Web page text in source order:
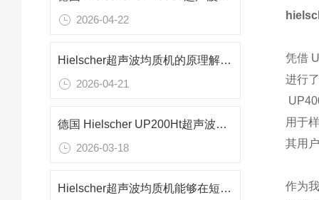
2026-04-22
Hielscher超声波均质机的原理解析：特点及操作步骤详细介绍
2026-04-21
德国 Hielscher UP200Ht超声波均质机：0.1-1000mL宽量程样品处理技术解析
2026-03-18
Hielscher超声波均质机能够在短时间内处理大量样品
凭借
进行
用于
其用
作为